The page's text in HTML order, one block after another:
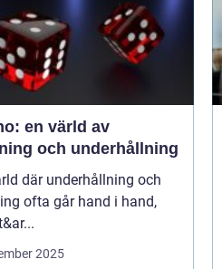
en värld av
och underhållning
där underhållning och
ofta går hand i hand,
2025